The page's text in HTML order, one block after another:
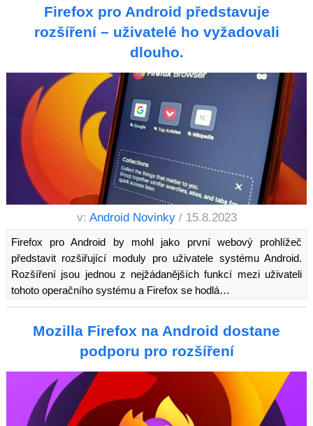
Firefox pro Android představuje
rozšíření – uživatelé ho vyžadovali
dlouho.
v: Android Novinky / 15.8.2023
Firefox pro Android by mohl jako první webový prohlížeč
představit rozšiřující moduly pro uživatele systému Android.
Rozšíření jsou jednou z nejžádanějších funkcí mezi uživateli
tohoto operačního systému a Firefox se hodlá…
Mozilla Firefox na Android dostane
podporu pro rozšíření